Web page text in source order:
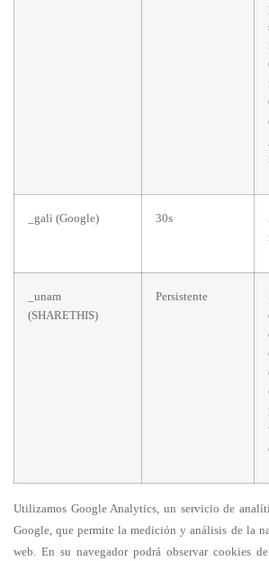
_gali (Google) 30s
_unam
(SHARETHIS)
Persistente
Utilizamos Google Analytics, un servicio de
Google, que permite la medición y análisis de la
web. En su navegador podrá observar cookies